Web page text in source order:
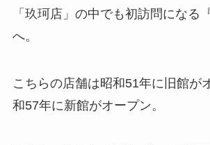
「玖珂店」の中でも初訪問になる
へ。
こちらの店舗は昭和51年に旧館が
和57年に新館がオープン。